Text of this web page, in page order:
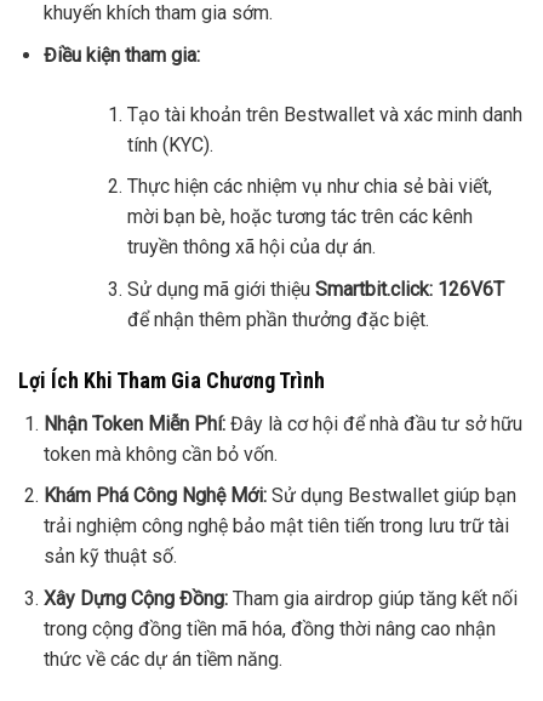
khuyến khích tham gia sớm.
Điều kiện tham gia:
Tạo tài khoản trên Bestwallet và xác minh danh
tính (KYC).
Thực hiện các nhiệm vụ như chia sẻ bài viết,
mời bạn bè, hoặc tương tác trên các kênh
truyền thông xã hội của dự án.
Sử dụng mã giới thiệu Smartbit.click: 126V6T
để nhận thêm phần thưởng đặc biệt.
Lợi Ích Khi Tham Gia Chương Trình
Nhận Token Miễn Phí:Đây là cơ hội để nhà đầu tư sở hữu
token mà không cần bỏ vốn.
Khám Phá Công Nghệ Mới:Sử dụng Bestwallet giúp bạn
trải nghiệm công nghệ bảo mật tiên tiến trong lưu trữ tài
sản kỹ thuật số.
Xây Dựng Cộng Đồng:Tham gia airdrop giúp tăng kết nối
trong cộng đồng tiền mã hóa, đồng thời nâng cao nhận
thức về các dự án tiềm năng.